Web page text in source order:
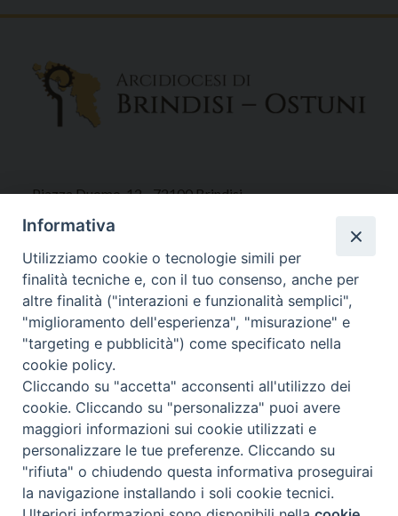
Piazza Duomo, 12 - 72100 Brindisi
Tel 0831.521958
Fax 0831.528315
Orari Curia
Mar. / Mer. / Giov. ore 9 - 13
nei mesi estivi solo Martedì ore 9 - 13
WebMail
Copyright © Arcidiocesi di Brindisi – Ostuni
Informativa
Utilizziamo cookie o tecnologie simili per
finalità tecniche e, con il tuo consenso, anche per
altre finalità ("interazioni e funzionalità semplici",
"miglioramento dell'esperienza", "misurazione" e
"targeting e pubblicità") come specificato nella
cookie policy.
Cliccando su "accetta" acconsenti all'utilizzo dei
cookie. Cliccando su "personalizza" puoi avere
maggiori informazioni sui cookie utilizzati e
personalizzare le tue preferenze. Cliccando su
"rifiuta" o chiudendo questa informativa proseguirai
la navigazione installando i soli cookie tecnici.